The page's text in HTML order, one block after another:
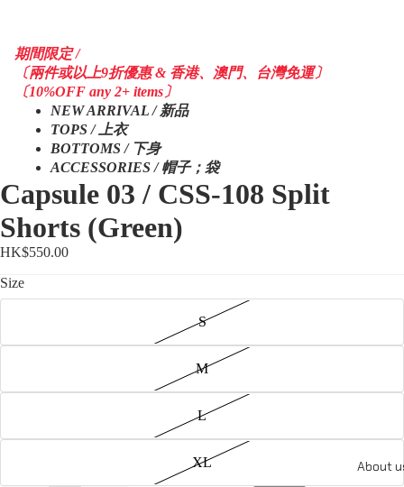
About
期間限定 /
〔兩件或以上9折優惠 & 香港、澳門、台灣免運〕
〔10%OFF any 2+ items〕
NEW ARRIVAL / 新品
TOPS / 上衣
BOTTOMS / 下身
ACCESSORIES / 帽子；袋
Capsule 03 / CSS-108 Split
Shorts (Green)
HK$550.00
Size
S
M
L
XL